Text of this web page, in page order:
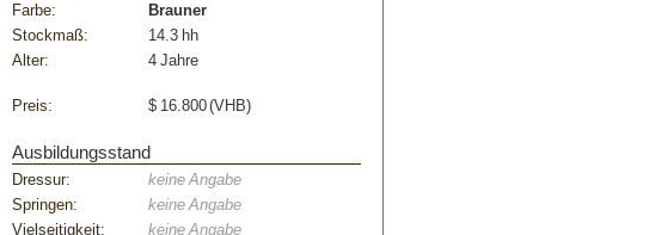
Farbe:
Brauner
Stockmaß:
14.3 hh
Alter:
4 Jahre
Preis: $ 16.800(VHB)
Ausbildungsstand
Dressur:
keine Angabe
Springen:
keine Angabe
Vielseitigkeit:
keine Angabe